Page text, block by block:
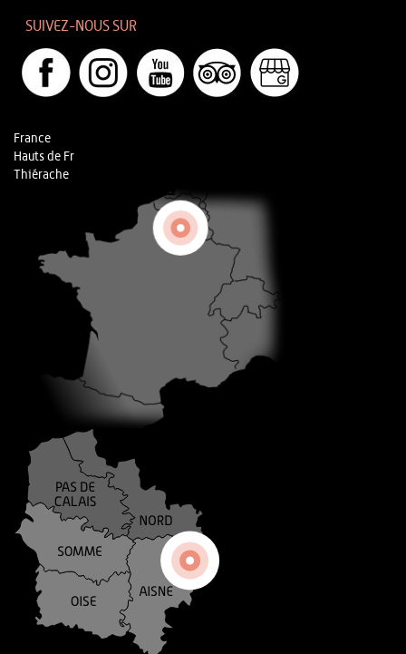
SUIVEZ-NOUS SUR
France
Hauts de Fr
Thiérache